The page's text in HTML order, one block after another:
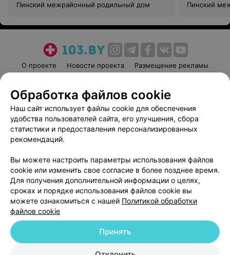
Пинский межрайонный родильный дом Пинский
О проекте Новости проекта
Размещение рекламы
Пользовательское соглашение
Способы оплаты
Вакансии
Партнеры
Написать руководителю 103.by
Обработка персональных данных
© 2026 ООО «Артокс Лаб», УНП 191700409
| 220012, Республика Беларусь,
Обработка файлов cookie
Наш сайт использует файлы cookie для обеспечения
удобства пользователей сайта, его улучшения, сбора
статистики и предоставления персонализированных
рекомендаций.
Вы можете настроить параметры использования файлов
cookie или изменить свое согласие в более позднее время.
Для получения дополнительной информации о целях,
сроках и порядке использования файлов cookie вы
можете ознакомиться с нашей Политикой обработки
файлов cookie
Принять